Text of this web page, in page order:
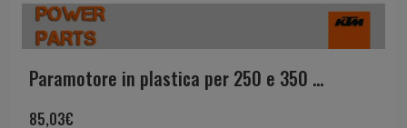
Paramotore in plastica per 250 e 350 ...
85,03€